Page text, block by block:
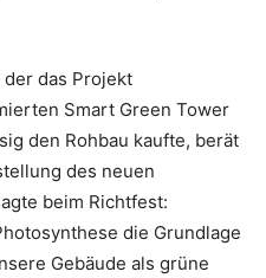
der das Projekt
Smart Green Tower
den Rohbau kaufte, berät
des neuen
beim Richtfest:
die Grundlage
Gebäude als grüne